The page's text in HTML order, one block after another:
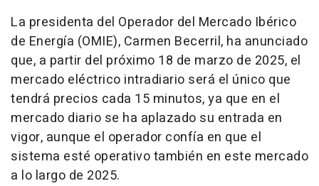
La presidenta del Operador del Mercado Ibérico
de Energía (OMIE), Carmen Becerril, ha anunciado
que, a partir del próximo 18 de marzo de 2025, el
mercado eléctrico intradiario será el único que
tendrá precios cada 15 minutos, ya que en el
mercado diario se ha aplazado su entrada en
vigor, aunque el operador confía en que el
sistema esté operativo también en este mercado
a lo largo de 2025.